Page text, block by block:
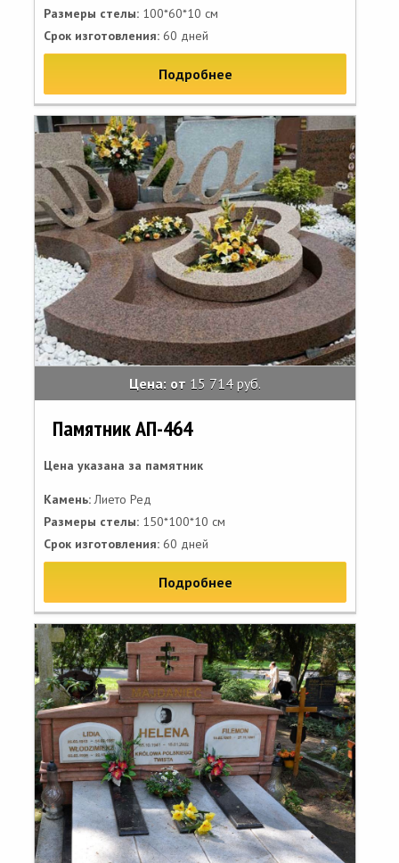
Размеры стелы: 100*60*10 см
Срок изготовления: 60 дней
Подробнее
Цена: от 15 714 руб.
Памятник АП-464
Цена указана за памятник
Камень:Лието Ред
Размеры стелы: 150*100*10 см
Срок изготовления: 60 дней
Подробнее